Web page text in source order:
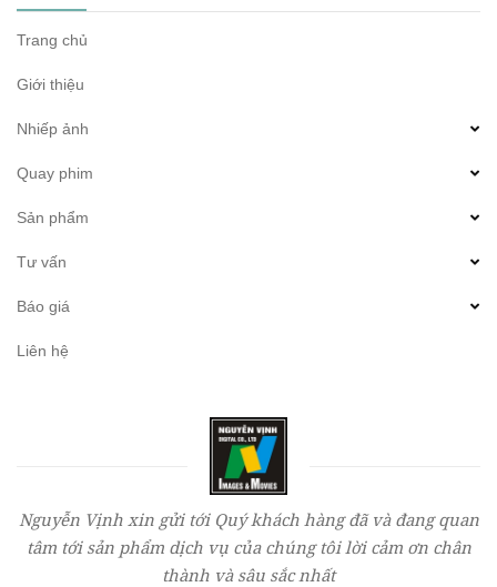
Trang chủ
Giới thiệu
Nhiếp ảnh
Quay phim
Sản phẩm
Tư vấn
Báo giá
Liên hệ
Nguyễn Vịnh xin gửi tới Quý khách hàng đã và đang quan
tâm tới sản phẩm dịch vụ của chúng tôi lời cảm ơn chân
thành và sâu sắc nhất